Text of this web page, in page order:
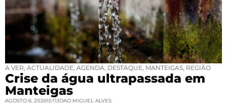
A VER ACTUALIDADE AGENDA DESTAQUE MANTEIGAS REGIÃO
Crise da água ultrapassada em
Manteigas
AGOSTO 6, 202615:11JOAO MIGUEL ALVES